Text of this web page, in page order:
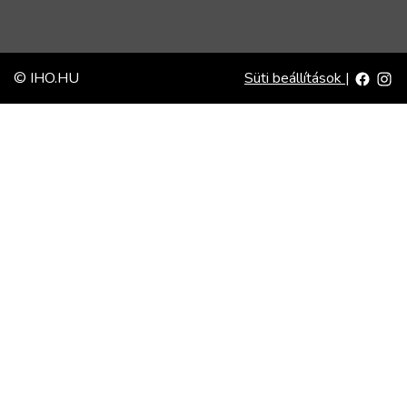
© IHO.HU Süti beállítások |